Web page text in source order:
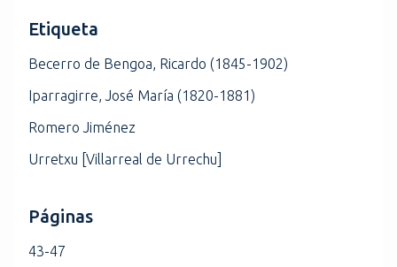
Etiqueta
Becerro de Bengoa, Ricardo (1845-1902)
Iparragirre, José María (1820-1881)
Romero Jiménez
Urretxu [Villarreal de Urrechu]
Páginas
43-47